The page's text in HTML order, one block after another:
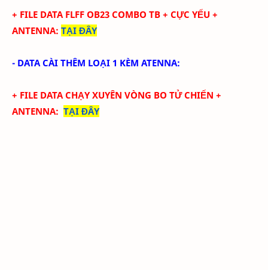
+ FILE DATA FLFF OB23 COMBO TB + CỰC YẾU +
ANTENNA: TẠI ĐÂY
- DATA CÀI THÊM LOẠI 1 KÈM ATENNA:
+ FILE DATA CHẠY XUYÊN VÒNG BO TỬ CHIẾN +
ANTENNA: TẠI ĐÂY